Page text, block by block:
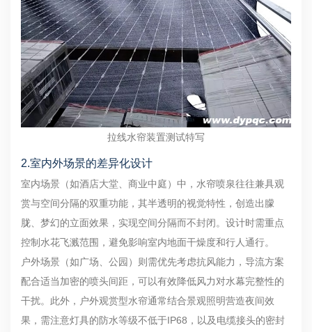
拉线水帘装置测试特写
2.室内外场景的差异化设计
室内场景（如酒店大堂、商业中庭）中，水帘喷泉往往兼具观
赏与空间分隔的双重功能，其半透明的视觉特性，创造出朦
胧、梦幻的立面效果，实现空间分隔而不封闭。设计时需重点
控制水花飞溅范围，避免影响室内地面干燥度和行人通行。
户外场景（如广场、公园）则需优先考虑抗风能力，导流方案
配合适当加密的喷头间距，可以有效降低风力对水幕完整性的
干扰。此外，户外观赏型水帘通常结合景观照明营造夜间效
果，需注意灯具的防水等级不低于IP68，以及电缆接头的密封